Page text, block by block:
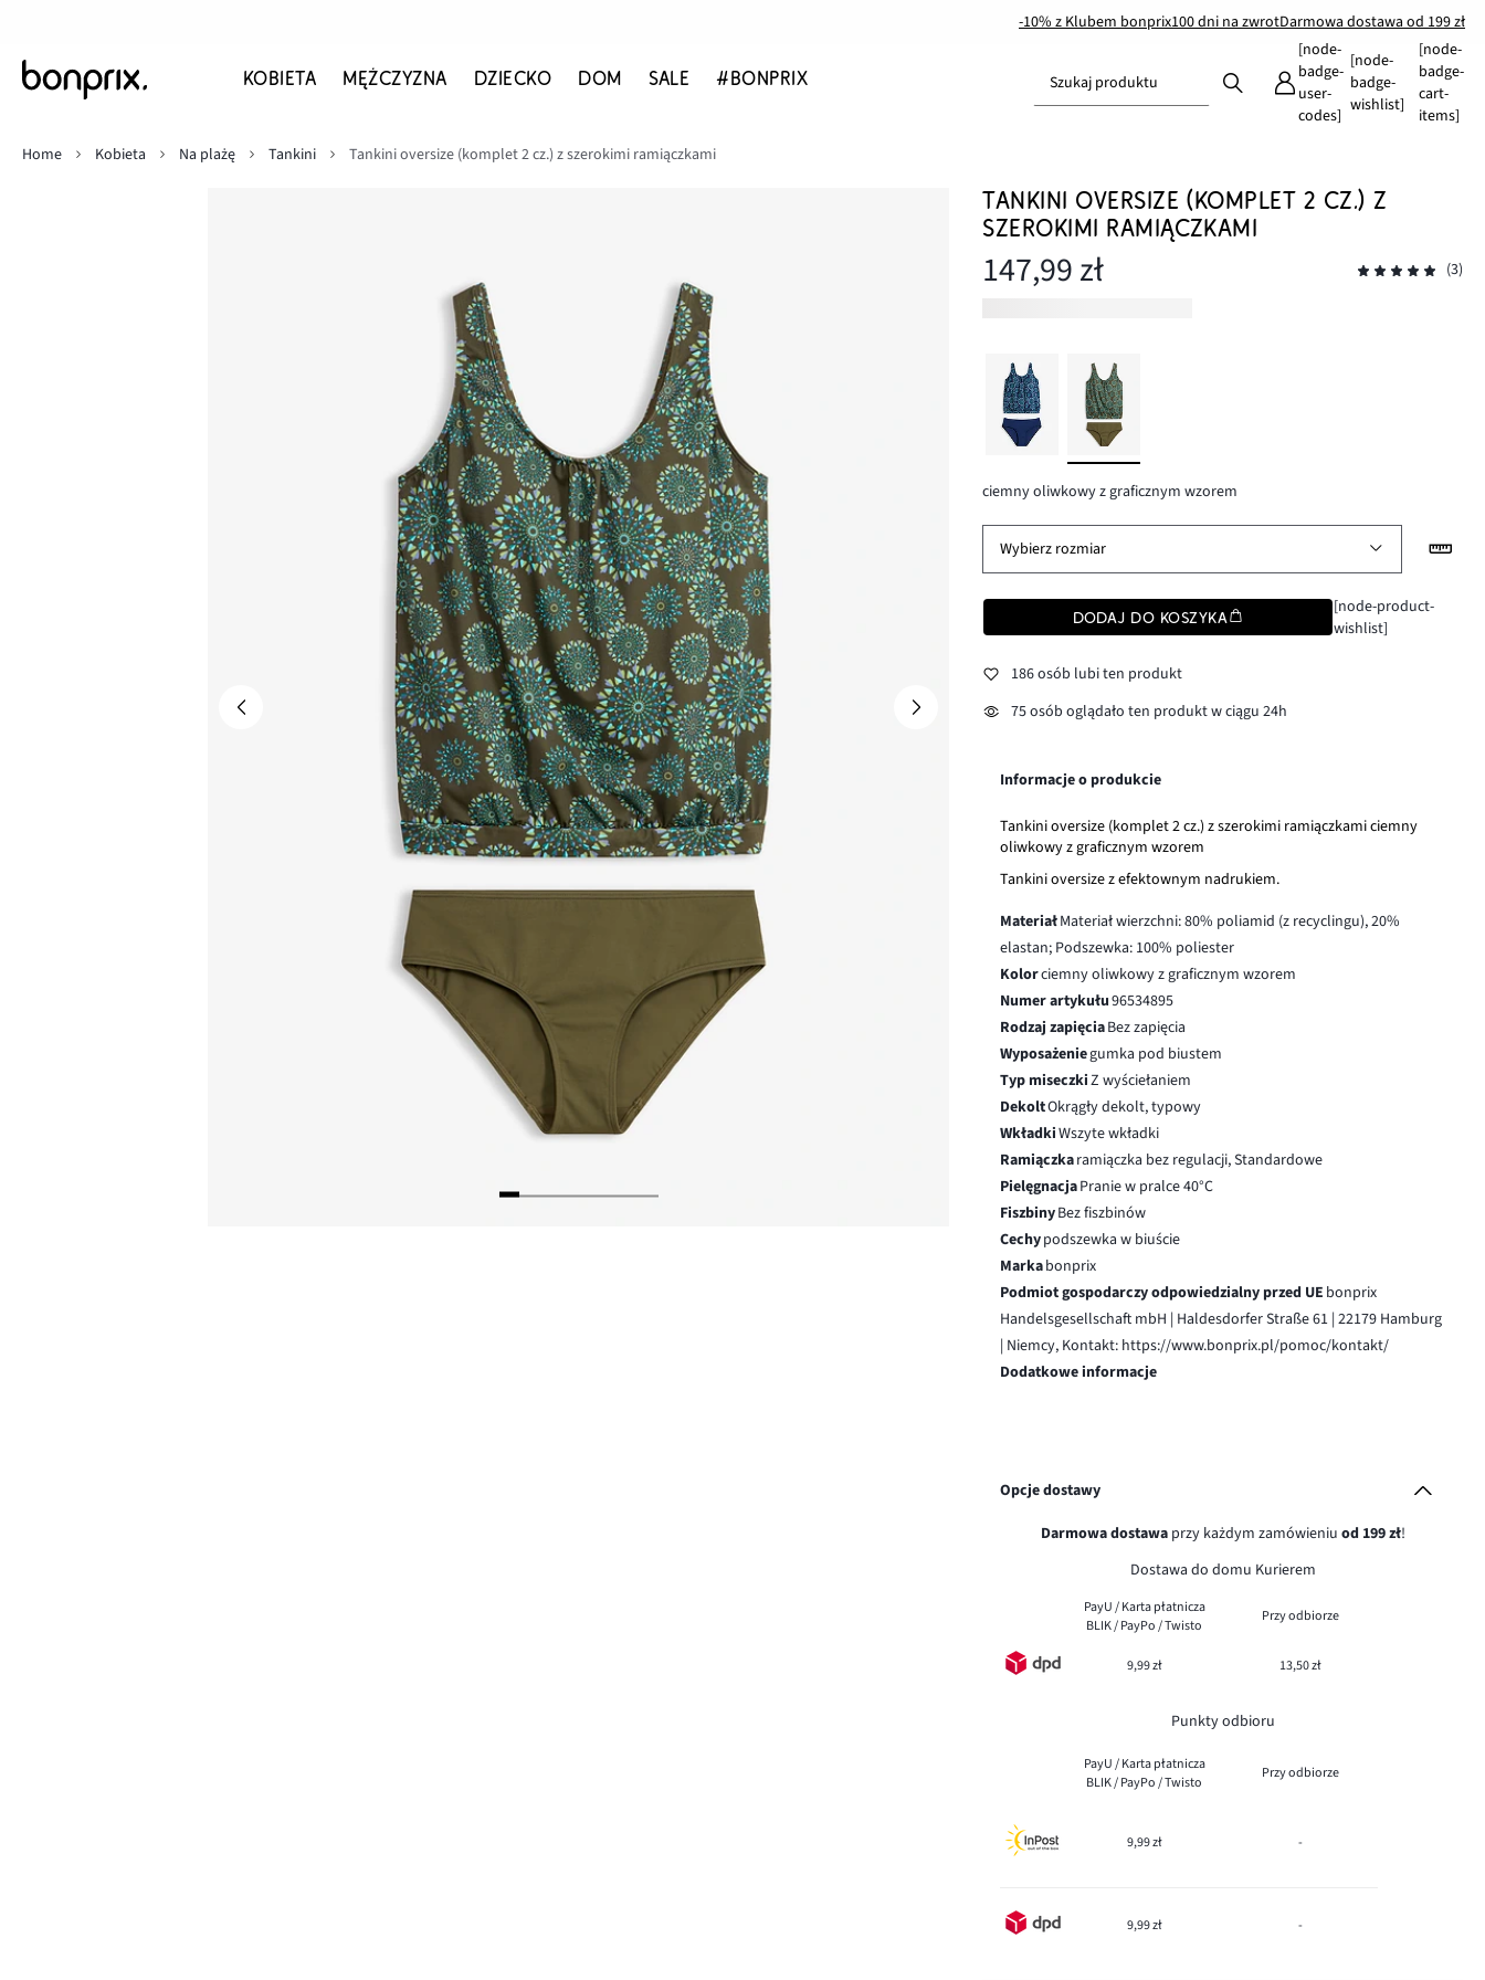
-10% z Klubem bonprix100 dni na zwrotDarmowa dostawa od 199 zł
KOBIETA MĘŻCZYZNA DZIECKO DOM SALE #BONPRIX Szukaj produktu
[node-
badge-
user-
codes]
[node-
badge-
wishlist]
[node-
badge-
cart-
items]
Home
Kobieta Na plażę Tankini Tankini oversize (komplet 2 cz.) z szerokimi ramiączkami
TANKINI OVERSIZE (KOMPLET 2 CZ.) Z
SZEROKIMI RAMIĄCZKAMI
147,99 zł (3)
ciemny oliwkowy z graficznym wzorem
Wybierz rozmiar
DODAJ DO KOSZYKA
[node-product-
wishlist]
186 osób lubi ten produkt
75 osób oglądało ten produkt w ciągu 24h
Informacje o produkcie
Tankini oversize (komplet 2 cz.) z szerokimi ramiączkami ciemny
oliwkowy z graficznym wzorem
Tankini oversize z efektownym nadrukiem.
MateriałMateriał wierzchni: 80% poliamid (z recyclingu), 20%
elastan; Podszewka: 100% poliester
Kolorciemny oliwkowy z graficznym wzorem
Numer artykułu96534895
Rodzaj zapięciaBez zapięcia
Wyposażeniegumka pod biustem
Typ miseczkiZ wyściełaniem
DekoltOkrągły dekolt, typowy
WkładkiWszyte wkładki
Ramiączkaramiączka bez regulacji, Standardowe
PielęgnacjaPranie w pralce 40°C
FiszbinyBez fiszbinów
Cechypodszewka w biuście
Markabonprix
Podmiot gospodarczy odpowiedzialny przed UE bonprix
Handelsgesellschaft mbH | Haldesdorfer Straße 61 | 22179 Hamburg
| Niemcy, Kontakt: https://www.bonprix.pl/pomoc/kontakt/
Dodatkowe informacje
Opcje dostawy
Darmowa dostawaprzy każdym zamówieniu od 199 zł!
Dostawa do domu Kurierem
PayU / Karta płatnicza
BLIK / PayPo / Twisto
Przy odbiorze
9,99 zł 13,50 zł
Punkty odbioru
PayU / Karta płatnicza
BLIK / PayPo / Twisto
Przy odbiorze
9,99 zł -
9,99 zł -